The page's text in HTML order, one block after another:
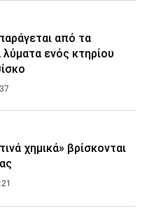
από τα
ενός κτηρίου
χημικά» βρίσκονται